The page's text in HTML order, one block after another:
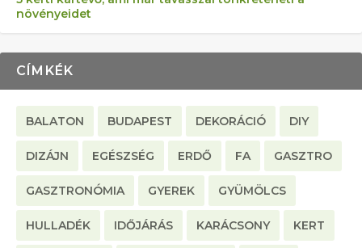
növényeidet
CÍMKÉK
BALATON BUDAPEST DEKORÁCIÓ DIY
DIZÁJN EGÉSZSÉG ERDŐ FA GASZTRO
GASZTRONÓMIA GYEREK GYÜMÖLCS
HULLADÉK IDŐJÁRÁS KARÁCSONY KERT